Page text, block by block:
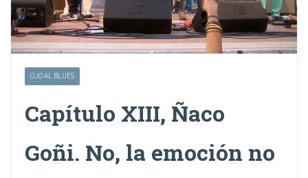
OJO AL BLUES
Capítulo XIII, Ñaco
Goñi. No, la emoción no